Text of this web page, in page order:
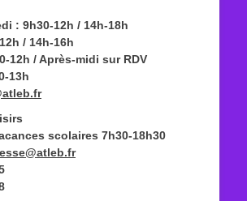
: 9h30-12h / 14h-18h
/ 14h-16h
12h / Après-midi sur RDV
13h
scolaires 7h30-18h30